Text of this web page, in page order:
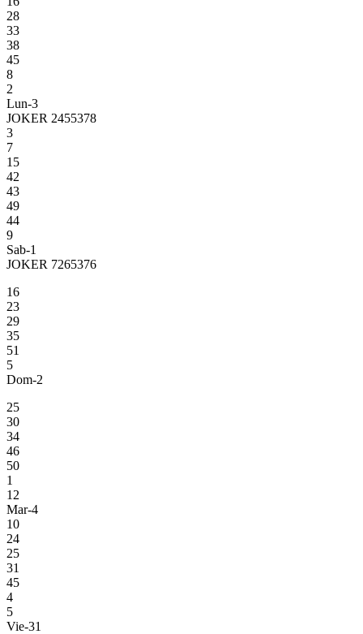
28
33
38
45
8
2
Lun-3
JOKER 2455378
3
7
15
42
43
49
44
9
Sab-1
JOKER 7265376
16
23
29
35
51
5
Dom-2
25
30
34
46
50
1
12
Mar-4
10
24
25
31
45
4
5
Vie-31